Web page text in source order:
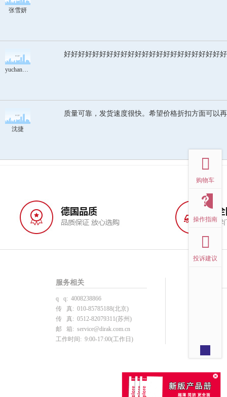
张雪妍
yuchanghua
好好好好好好好好好好好好好好好好好好好好好好
沈捷
质量可靠，发货速度很快。希望价格折扣方面可以
服务相关
q q: 4008238866
传 真: 010-85785188(北京)
传 真: 0512-82079311(苏州)
邮 箱: service@dirak.com.cn
工作时间: 9:00-17:00(工作日)
购物车
操作指南
投诉建议